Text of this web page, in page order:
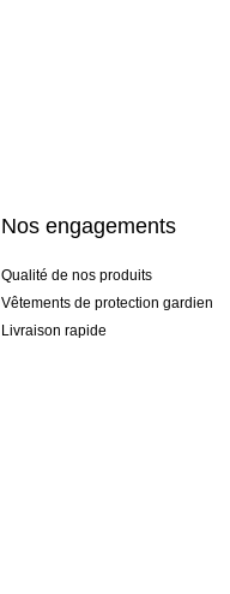
Nos engagements
Qualité de nos produits
Vêtements de protection gardien
Livraison rapide